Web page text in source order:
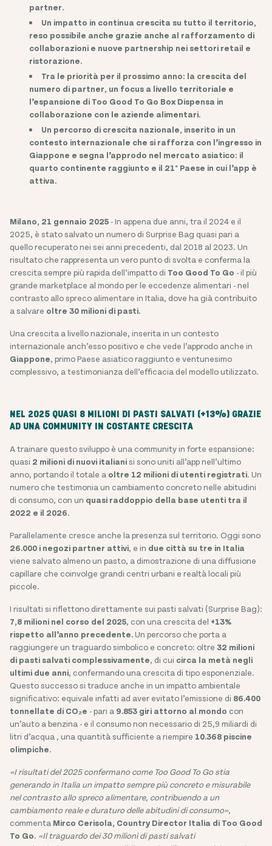
partner.
Un impatto in continua crescita su tutto il territorio,
reso possibile anche grazie anche al rafforzamento di
collaborazioni e nuove partnership nei settori retail e
ristorazione.
Tra le priorità per il prossimo anno: la crescita del
numero di partner, un focus a livello territoriale e
l’espansione di Too Good To Go Box Dispensa in
collaborazione con le aziende alimentari.
Un percorso di crescita nazionale, inserito in un
contesto internazionale che si rafforza con l’ingresso in
Giappone e segna l’approdo nel mercato asiatico: il
quarto continente raggiunto e il 21° Paese in cui l’app è
attiva.
Milano, 21 gennaio 2025 - In appena due anni, tra il 2024 e il
2025, è stato salvato un numero di Surprise Bag quasi pari a
quello recuperato nei sei anni precedenti, dal 2018 al 2023. Un
risultato che rappresenta un vero punto di svolta e conferma la
crescita sempre più rapida dell’impatto di Too Good To Go - il più
grande marketplace al mondo per le eccedenze alimentari - nel
contrasto allo spreco alimentare in Italia, dove ha già contribuito
a salvare oltre 30 milioni di pasti.
Una crescita a livello nazionale, inserita in un contesto
internazionale anch’esso positivo e che vede l’approdo anche in
Giappone, primo Paese asiatico raggiunto e ventunesimo
complessivo, a testimonianza dell’efficacia del modello utilizzato.
NEL 2025 QUASI 8 MILIONI DI PASTI SALVATI (+13%) GRAZIE
AD UNA COMMUNITY IN COSTANTE CRESCITA
A trainare questo sviluppo è una community in forte espansione:
quasi 2 milioni di nuovi italianisi sono uniti all’app nell’ultimo
anno, portando il totale a oltre 12 milioni di utenti registrati. Un
numero che testimonia un cambiamento concreto nelle abitudini
di consumo, con un quasi raddoppio della base utenti tra il
2022 e il 2026.
Parallelamente cresce anche la presenza sul territorio. Oggi sono
26.000 i negozi partner attivi, e in due città su tre in Italia
viene salvato almeno un pasto, a dimostrazione di una diffusione
capillare che coinvolge grandi centri urbani e realtà locali più
piccole.
I risultati si riflettono direttamente sui pasti salvati (Surprise Bag):
7,8 milioni nel corso del 2025, con una crescita del +13%
rispetto all’anno precedente.Un percorso che porta a
raggiungere un traguardo simbolico e concreto: oltre 32 milioni
di pasti salvati complessivamente, di cui circa la metà negli
ultimi due anni, confermando una crescita di tipo esponenziale.
Questo successo si traduce anche in un impatto ambientale
significativo: equivale infatti ad aver evitato l’emissione di 86.400
tonnellate di CO₂e - pari a 9.853 giri attorno al mondo con
un’auto a benzina - e il consumo non necessario di 25,9 miliardi di
litri d’acqua , una quantità sufficiente a riempire 10.368 piscine
olimpiche.
«I risultati del 2025 confermano come Too Good To Go stia
generando in Italia un impatto sempre più concreto e misurabile
nel contrasto allo spreco alimentare, contribuendo a un
cambiamento reale e duraturo delle abitudini di consumo»,
commenta Mirco Cerisola, Country Director Italia di Too Good
To Go. «Il traguardo dei 30 milioni di pasti salvati